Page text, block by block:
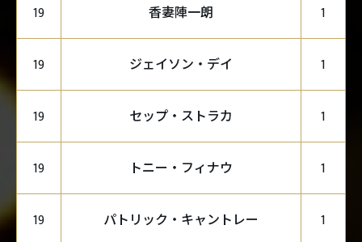
19 香妻陣一朗 1
19 ジェイソン・デイ 1
19 セップ・ストラカ 1
19 トニー・フィナウ 1
19 パトリック・キャントレー 1